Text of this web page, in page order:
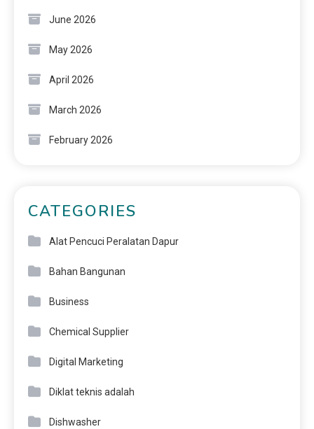
June 2026
May 2026
April 2026
March 2026
February 2026
CATEGORIES
Alat Pencuci Peralatan Dapur
Bahan Bangunan
Business
Chemical Supplier
Digital Marketing
Diklat teknis adalah
Dishwasher